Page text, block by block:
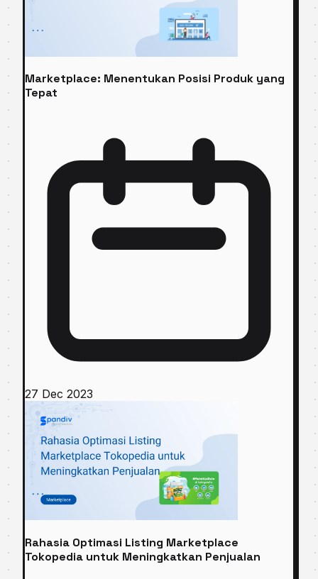
Marketplace: Menentukan Posisi Produk yang
Tepat
27 Dec 2023
Rahasia Optimasi Listing Marketplace
Tokopedia untuk Meningkatkan Penjualan